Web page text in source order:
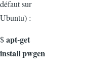
défaut sur
Ubuntu) :
$apt-get
install pwgen